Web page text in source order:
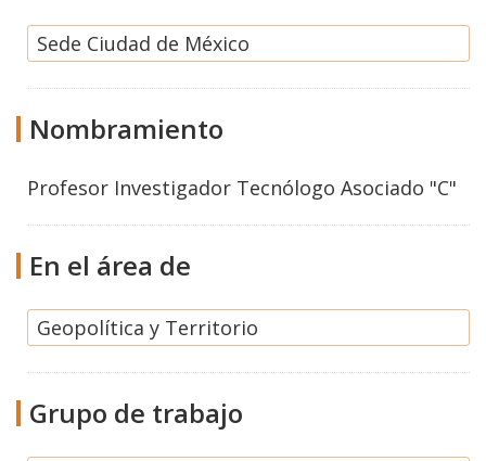
Sede Ciudad de México
Nombramiento
Profesor Investigador Tecnólogo Asociado "C"
En el área de
Geopolítica y Territorio
Grupo de trabajo